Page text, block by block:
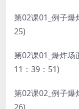
第02课01_例子爆
25)
第02课01_爆炸
11：39：51)
第02课02_例子爆